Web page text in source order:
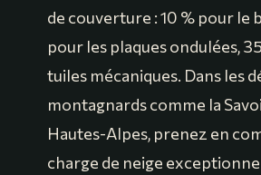
de couverture : 10 % pour le
pour les plaques ondulées,
tuiles mécaniques. Dans les
montagnards comme la
Hautes-Alpes, prenez en
charge de neige